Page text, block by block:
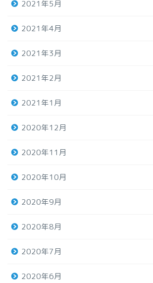
2021年5月
2021年4月
2021年3月
2021年2月
2021年1月
2020年12月
2020年11月
2020年10月
2020年9月
2020年8月
2020年7月
2020年6月